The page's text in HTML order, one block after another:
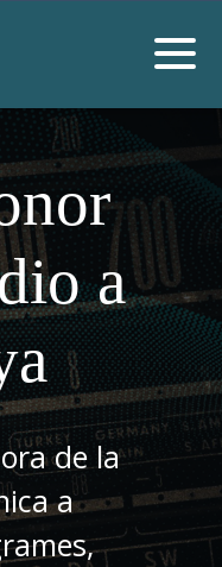
a
de la
a